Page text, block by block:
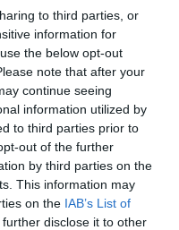
to third parties, or
information for
the below opt-out
note that after your
continue seeing
information utilized by
to third parties prior to
out of the further
by third parties on the
This information may
on the IAB’s List of
disclose it to other
τεχνολογίες όπως
σε πληροφορίες συσκευών.
θα μας επιτρέψει να
όπως συμπεριφορά